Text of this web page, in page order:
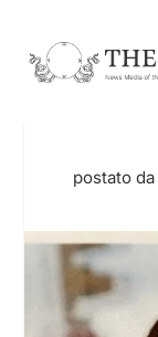
postato da